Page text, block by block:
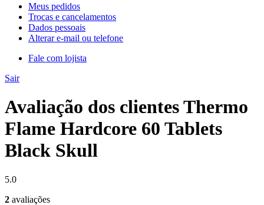
Meus pedidos
Trocas e cancelamentos
Dados pessoais
Alterar e-mail ou telefone
Fale com lojista
Sair
Avaliação dos clientes Thermo
Flame Hardcore 60 Tablets
Black Skull
5.0
2 avaliações